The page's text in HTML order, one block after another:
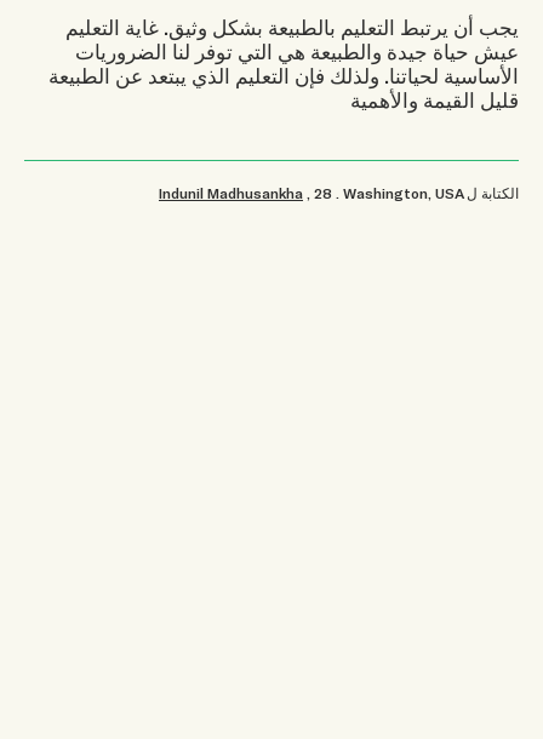
يجب أن يرتبط التعليم بالطبيعة بشكل وثيق. غاية التعليم
عيش حياة جيدة والطبيعة هي التي توفر لنا الضروريات
الأساسية لحياتنا. ولذلك فإن التعليم الذي يبتعد عن الطبيعة
قليل القيمة والأهمية
Indunil Madhusankha , 28 Washington, USA الكتابة ل